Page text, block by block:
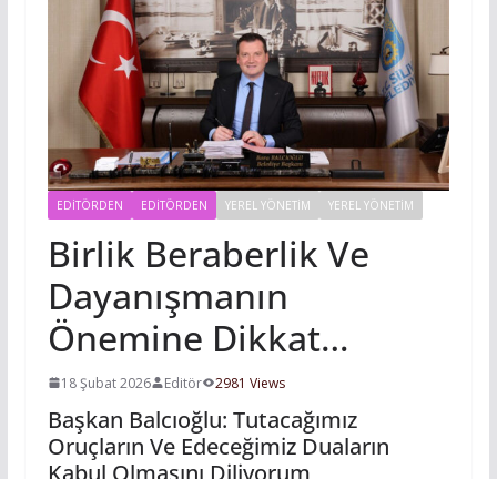
EDITÖRDEN EDİTÖRDEN YEREL YÖNETİM YEREL YÖNETIM
Birlik Beraberlik Ve
Dayanışmanın
Önemine Dikkat…
18 Şubat 2026 Editör 2981 Views
Başkan Balcıoğlu: Tutacağımız
Oruçların Ve Edeceğimiz Duaların
Kabul Olmasını Diliyorum